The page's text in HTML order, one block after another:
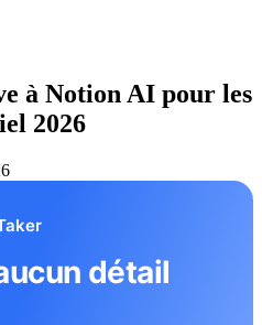
à Notion AI pour les
2026
détail